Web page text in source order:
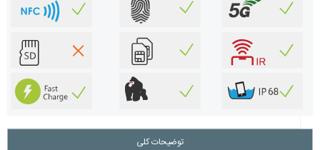
توضیحات کلی